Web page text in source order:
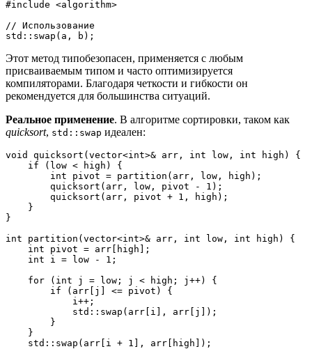
#include <algorithm>
// Использование
std::swap(a, b);
Этот метод типобезопасен, применяется с любым
присваиваемым типом и часто оптимизируется
компиляторами. Благодаря четкости и гибкости он
рекомендуется для большинства ситуаций.
Реальное применение. В алгоритме сортировки, таком как
quicksort, std::swap идеален:
void quicksort(vector<int>& arr, int low, int high) {
    if (low < high) {
        int pivot = partition(arr, low, high);
        quicksort(arr, low, pivot - 1);
        quicksort(arr, pivot + 1, high);
    }
}
int partition(vector<int>& arr, int low, int high) {
    int pivot = arr[high];
    int i = low - 1;
    for (int j = low; j < high; j++) {
        if (arr[j] <= pivot) {
            i++;
            std::swap(arr[i], arr[j]);
        }
    }
    std::swap(arr[i + 1], arr[high]);